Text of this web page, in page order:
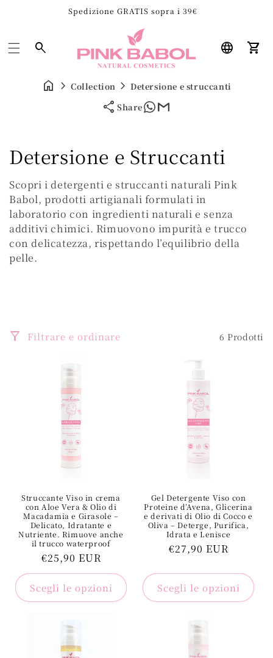
Spedizione GRATIS sopra i 39€
Collection
Detersione e struccanti
Share
C
o
l
l
e
n
Detersione e Struccanti
Scopri i detergenti e struccanti naturali Pink
Babol, prodotti artigianali formulati in
laboratorio con ingredienti naturali e senza
additivi chimici. Rimuovono impurità e trucco
con delicatezza, rispettando l’equilibrio della
pelle.
Filtrare e ordinare 6 Prodotti
Struccante Viso in crema
con Aloe Vera & Olio di
Macadamia e Girasole –
Delicato, Idratante e
Nutriente. Rimuove anche
il trucco waterproof
Prezzo
regolare
€25,90 EUR
Scegli le opzioni
Gel Detergente Viso con
Proteine d’Avena, Glicerina
e derivati di Olio di Cocco e
Oliva – Deterge, Purifica,
Idrata e Lenisce
Prezzo
€27,90 EUR
Scegli le opzioni